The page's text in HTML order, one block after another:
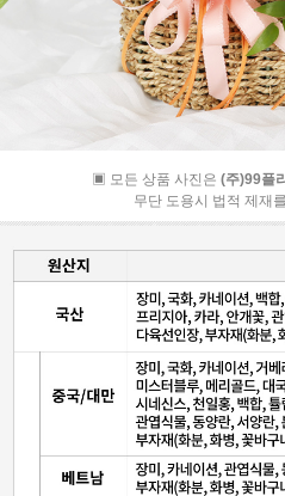
▣ 모든 상품 사진은 (주)99플
무단 도용시 법적 제재